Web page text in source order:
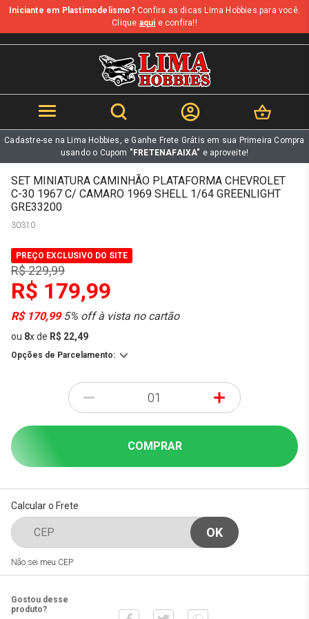
b
Iniciante em Plastimodelismo?Confira as dicas Lima Hobbies para você.
Clique aqui e confira!!
Cadastre-se na Lima Hobbies, e Ganhe Frete Grátis em sua Primeira Compra
usando o Cupom "FRETENAFAIXA" e aproveite!
SET MINIATURA CAMINHÃO PLATAFORMA CHEVROLET
C-30 1967 C/ CAMARO 1969 SHELL 1/64 GREENLIGHT
GRE33200
30310
PREÇO EXCLUSIVO DO SITE
R$ 229,99
R$ 179,99
R$ 170,995% off à vista no cartão
ou 8xde R$ 22,49
Opções de Parcelamento:
- +
COMPRAR
Calcular o Frete
Não sei meu CEP
Gostou desse
produto?